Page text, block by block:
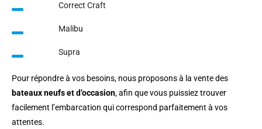
Correct Craft
Malibu
Supra
Pour répondre à vos besoins, nous proposons à la vente des
bateaux neufs et d’occasion, afin que vous puissiez trouver
facilement l’embarcation qui correspond parfaitement à vos
attentes.